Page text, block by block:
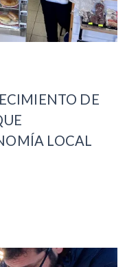
DE
LOCAL